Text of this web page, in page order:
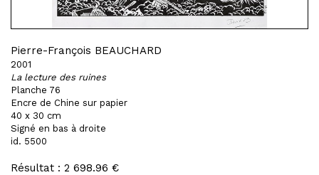
Pierre-François BEAUCHARD
2001
La lecture des ruines
Planche 76
Encre de Chine sur papier
40 x 30 cm
Signé en bas à droite
id. 5500
Résultat : 2 698.96 €